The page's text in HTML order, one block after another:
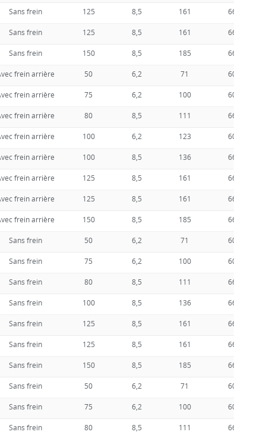
Sans frein 125 8,5 161 66
Sans frein 125 8,5 161 66
Sans frein 150 8,5 185 66
frein arrière 50 6,2 71 60
frein arrière 75 6,2 100 60
frein arrière 80 8,5 111 66
frein arrière 100 6,2 123 60
frein arrière 100 8,5 136 66
frein arrière 125 8,5 161 66
frein arrière 125 8,5 161 66
frein arrière 150 8,5 185 66
Sans frein 50 6,2 71 60
Sans frein 75 6,2 100 60
Sans frein 80 8,5 111 66
Sans frein 100 8,5 136 66
Sans frein 125 8,5 161 66
Sans frein 125 8,5 161 66
Sans frein 150 8,5 185 66
Sans frein 50 6,2 71 60
Sans frein 75 6,2 100 60
Sans frein 80 8,5 111 66